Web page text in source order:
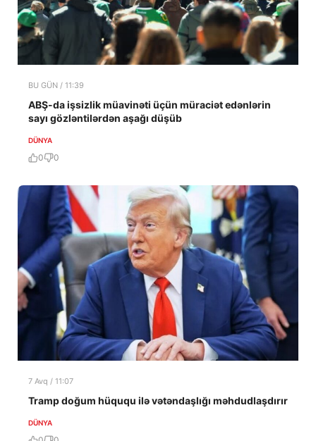
BU GÜN / 11:39
ABŞ-da işsizlik müavinəti üçün müraciət edənlərin
sayı gözləntilərdən aşağı düşüb
DÜNYA
0 0
7 Avq / 11:07
Tramp doğum hüququ ilə vətəndaşlığı məhdudlaşdırır
DÜNYA